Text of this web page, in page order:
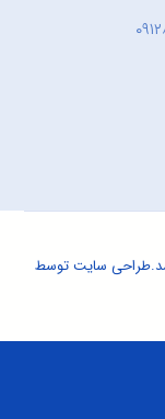
طراحی سایتتوسط